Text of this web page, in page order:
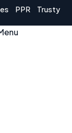
PPR Trusty